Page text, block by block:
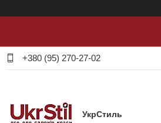
+380 (95) 270-27-02
УкрСтиль